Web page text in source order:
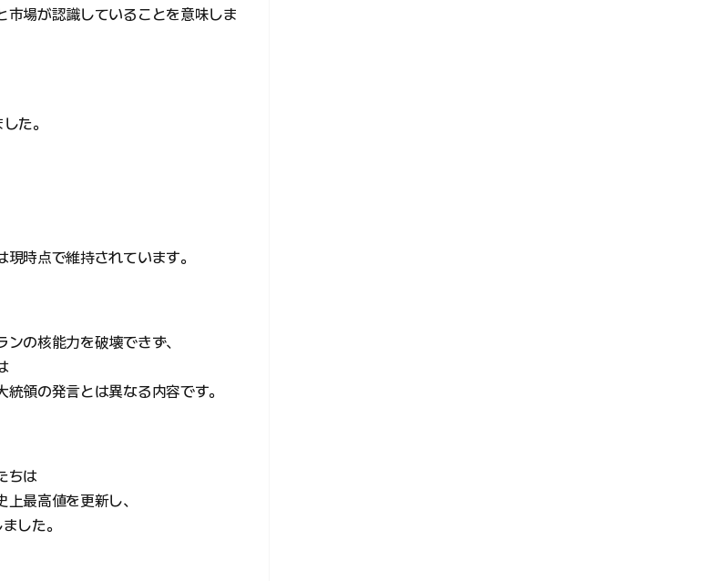
市場が認識していることを意味しま
た。
時点で維持されています。
の核能力を破壊できず、
領の発言とは異なる内容です。
ちは
最高値を更新し、
した。